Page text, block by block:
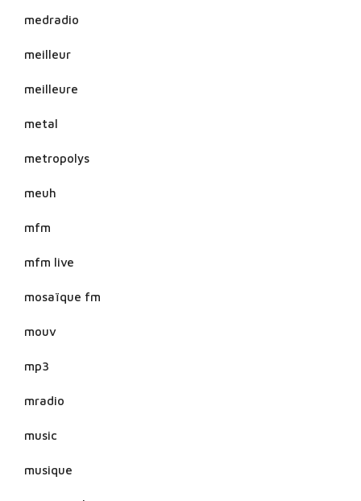
medradio
meilleur
meilleure
metal
metropolys
meuh
mfm
mfm live
mosaïque fm
mouv
mp3
mradio
music
musique